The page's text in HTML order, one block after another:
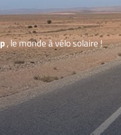
p,lemondeàvélosolaire!